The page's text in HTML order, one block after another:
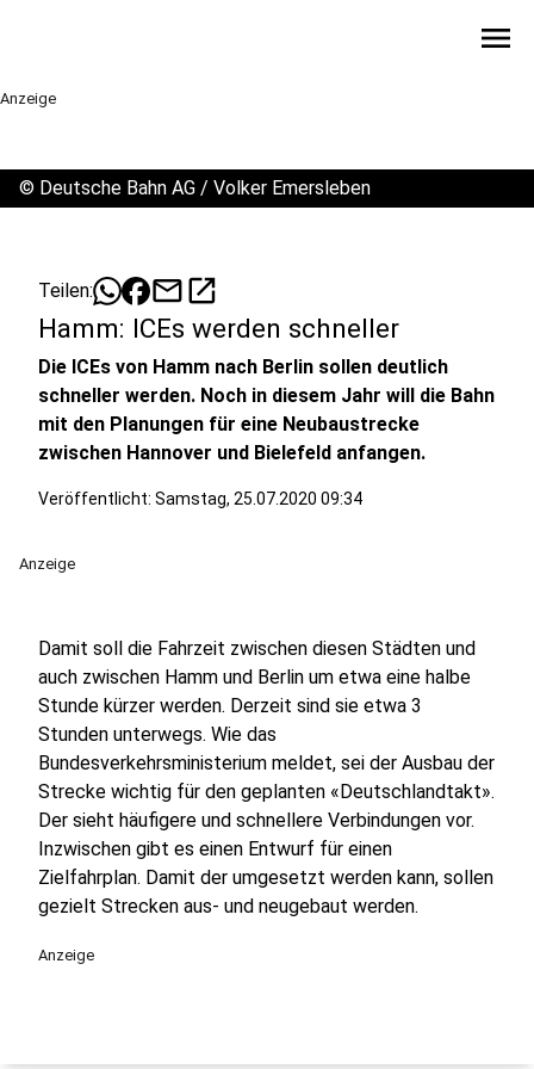
menu
Anzeige
© Deutsche Bahn AG / Volker Emersleben
Teilen: mailopen_in_new
Hamm: ICEs werden schneller
Die ICEs von Hamm nach Berlin sollen deutlich
schneller werden. Noch in diesem Jahr will die Bahn
mit den Planungen für eine Neubaustrecke
zwischen Hannover und Bielefeld anfangen.
Veröffentlicht: Samstag, 25.07.2020 09:34
Anzeige
Damit soll die Fahrzeit zwischen diesen Städten und
auch zwischen Hamm und Berlin um etwa eine halbe
Stunde kürzer werden. Derzeit sind sie etwa 3
Stunden unterwegs. Wie das
Bundesverkehrsministerium meldet, sei der Ausbau der
Strecke wichtig für den geplanten «Deutschlandtakt».
Der sieht häufigere und schnellere Verbindungen vor.
Inzwischen gibt es einen Entwurf für einen
Zielfahrplan. Damit der umgesetzt werden kann, sollen
gezielt Strecken aus- und neugebaut werden.
Anzeige